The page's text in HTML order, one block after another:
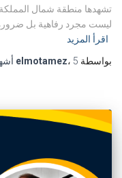
تشهدها منطقة شمال
ليست مجرد رفاهية بل
اقرأ المزيد
بواسطة
elmotamez، 5 أشهر